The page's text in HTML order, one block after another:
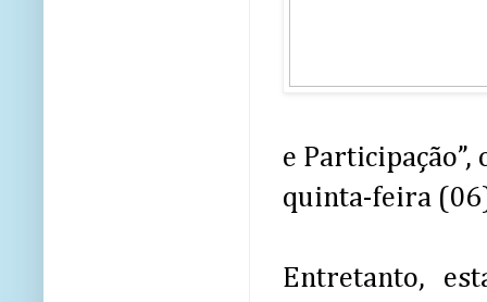
e Participação”,
quinta-feira
Entretanto,